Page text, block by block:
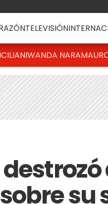
TELEVISIÓN
WANDA NARA
su